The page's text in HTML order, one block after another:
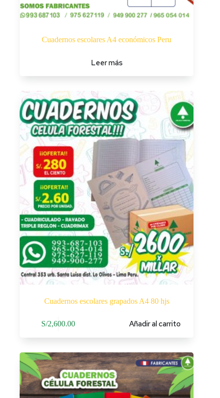
Cuadernos escolares A4 económicos Peru
Leer más
Cuadernos escolares grapados A4 80 hjs
S/2,600.00 Añadir al carrito